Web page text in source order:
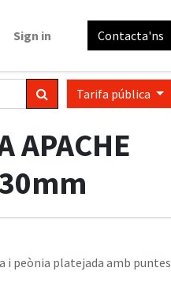
Sign in Contacta'ns
Tarifa pública
APACHE
i peònia platejada amb puntes